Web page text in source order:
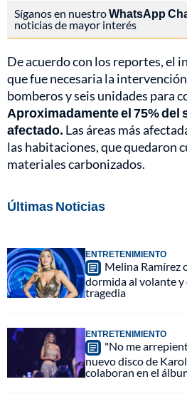
Síganos en nuestroWhatsApp
noticias de mayor interés
De acuerdo con los reportes, el
que fue necesaria la
bomberos y seis unidades para
Aproximadamente el 75%
afectado. Las áreas más
las habitaciones, que quedaron
materiales carbonizados.
Últimas Noticias
ENTRETENIMIENTO
Melina Ramírez
dormida al volante y
tragedia
ENTRETENIMIENTO
"No me
nuevo disco de
colaboran en el